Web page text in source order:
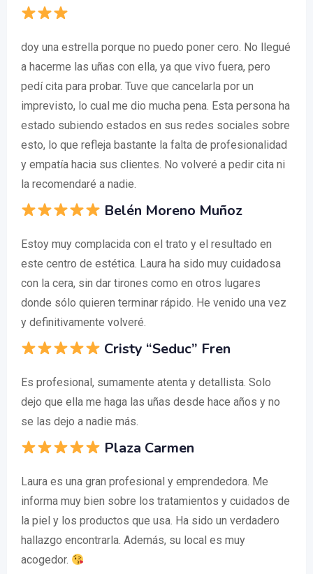
doy una estrella porque no puedo poner cero. No llegué
a hacerme las uñas con ella, ya que vivo fuera, pero
pedí cita para probar. Tuve que cancelarla por un
imprevisto, lo cual me dio mucha pena. Esta persona ha
estado subiendo estados en sus redes sociales sobre
esto, lo que refleja bastante la falta de profesionalidad
y empatía hacia sus clientes. No volveré a pedir cita ni
la recomendaré a nadie.
Belén Moreno Muñoz
Estoy muy complacida con el trato y el resultado en
este centro de estética. Laura ha sido muy cuidadosa
con la cera, sin dar tirones como en otros lugares
donde sólo quieren terminar rápido. He venido una vez
y definitivamente volveré.
Cristy “Seduc” Fren
Es profesional, sumamente atenta y detallista. Solo
dejo que ella me haga las uñas desde hace años y no
se las dejo a nadie más.
Plaza Carmen
Laura es una gran profesional y emprendedora. Me
informa muy bien sobre los tratamientos y cuidados de
la piel y los productos que usa. Ha sido un verdadero
hallazgo encontrarla. Además, su local es muy
acogedor.